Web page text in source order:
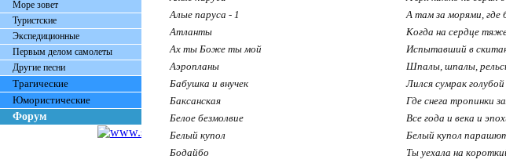
Море зовет
Туристские
Экспедиционные
Первым делом самолеты
Другие песни
Трагические
Юмористические
Форум
Алые паруса - 1
А там за морями, где
Атланты
Когда на сердце
Ах ты Боже ты мой
Испытавший в
Аэропланы
Шпалы, шпалы,
Бабушка и внучек
Лился сумрак
Баксанская
Где снега тропинки
Белое безмолвие
Все года и века и
Белый купол
Белый купол
Бодайбо
Ты уехала на